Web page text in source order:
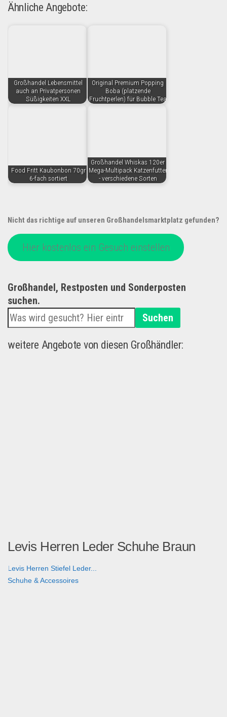
Ähnliche Angebote:
Großhandel Lebensmittel
auch an Privatpersonen
Süßigkeiten XXL
Original Premium Popping
Boba (platzende
Fruchtperlen) für Bubble Tea
Food Fritt Kaubonbon 70gr
6-fach sortiert
Großhandel Whiskas 120er
Mega-Multipack Katzenfutter
- verschiedene Sorten
Nicht das richtige auf unseren Großhandelsmarktplatz gefunden?
Hier kostenlos ein Gesuch einstellen
Großhandel, Restposten und Sonderposten
suchen.
Suchen
weitere Angebote von diesen Großhändler:
Levis Herren Leder Schuhe Braun
Levis Herren Stiefel Leder...
Schuhe & Accessoires